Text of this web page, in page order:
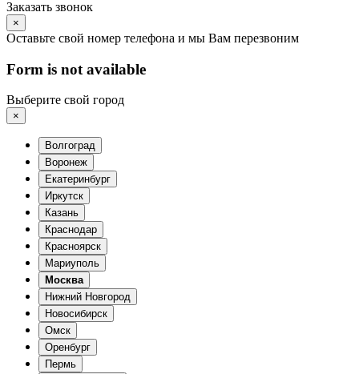
Заказать звонок
×
Оставьте свой номер телефона и мы Вам перезвоним
Form is not available
Выберите свой город
×
Волгоград
Воронеж
Екатеринбург
Иркутск
Казань
Краснодар
Красноярск
Мариуполь
Москва
Нижний Новгород
Новосибирск
Омск
Оренбург
Пермь